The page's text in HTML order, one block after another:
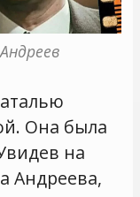
Она была
на
Андреева,